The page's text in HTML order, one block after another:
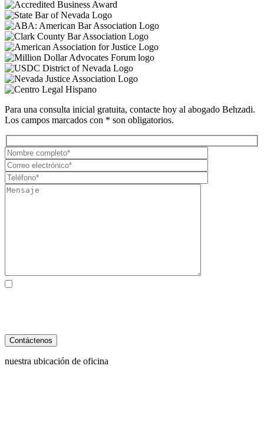
Para una consulta inicial gratuita, contacte hoy al abogado Behzadi.
Los campos marcados con * son obligatorios.
nuestra ubicación de oficina